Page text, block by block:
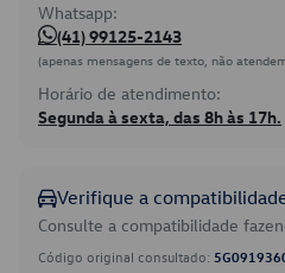
Whatsapp:
(41) 99125-2143
(apenas mensagens de texto, não
Horário de atendimento:
Segunda à sexta, das 8h às 17h.
Verifique a
Consulte a compatibilidade
Código original consultado: